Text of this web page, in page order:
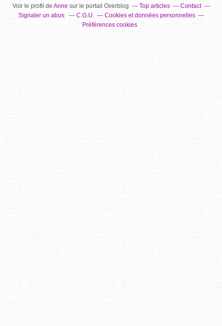
Voir le profil de Annesur le portail Overblog Top articles
Contact
Signaler un abus
C.G.U.
Cookies et données personnelles
Préférences cookies